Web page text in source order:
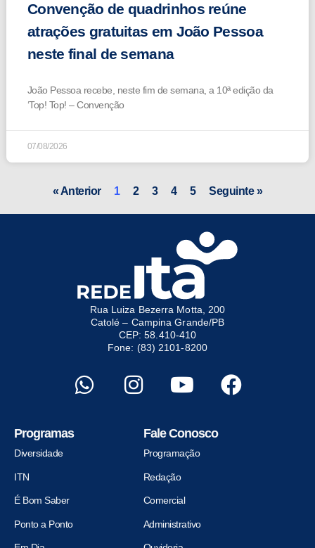
Convenção de quadrinhos reúne
atrações gratuitas em João Pessoa
neste final de semana
João Pessoa recebe, neste fim de semana, a 10ª edição da
‘Top! Top! – Convenção
07/08/2026
« Anterior 1 2 3 4 5 Seguinte »
Rua Luiza Bezerra Motta, 200
Catolé – Campina Grande/PB
CEP: 58.410-410
Fone: (83) 2101-8200
Programas
Diversidade
ITN
É Bom Saber
Ponto a Ponto
Fale Conosco
Programação
Redação
Comercial
Administrativo